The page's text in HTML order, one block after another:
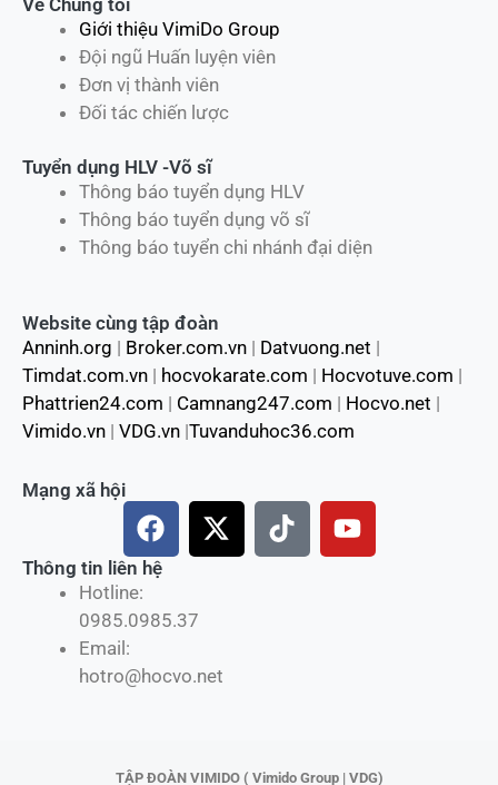
Về Chúng tôi
Giới thiệu VimiDo Group
Đội ngũ Huấn luyện viên
Đơn vị thành viên
Đối tác chiến lược
Tuyển dụng HLV -Võ sĩ
Thông báo tuyển dụng HLV
Thông báo tuyển dụng võ sĩ
Thông báo tuyển chi nhánh đại diện
Website cùng tập đoàn
Anninh.org | Broker.com.vn | Datvuong.net |
Timdat.com.vn | hocvokarate.com | Hocvotuve.com |
Phattrien24.com | Camnang247.com | Hocvo.net |
Vimido.vn | VDG.vn |Tuvanduhoc36.com
Hotline:
0985.0985.37
Email:
hotro@hocvo.net
Mạng xã hội
F
a
c
b
o
X
-
t
T
i
Y
o
Thông tin liên hệ
TẬP ĐOÀN VIMIDO ( Vimido Group | VDG)